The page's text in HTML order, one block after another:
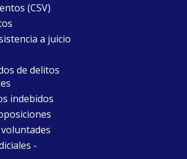
(CSV)
a juicio
de delitos
indebidos
-